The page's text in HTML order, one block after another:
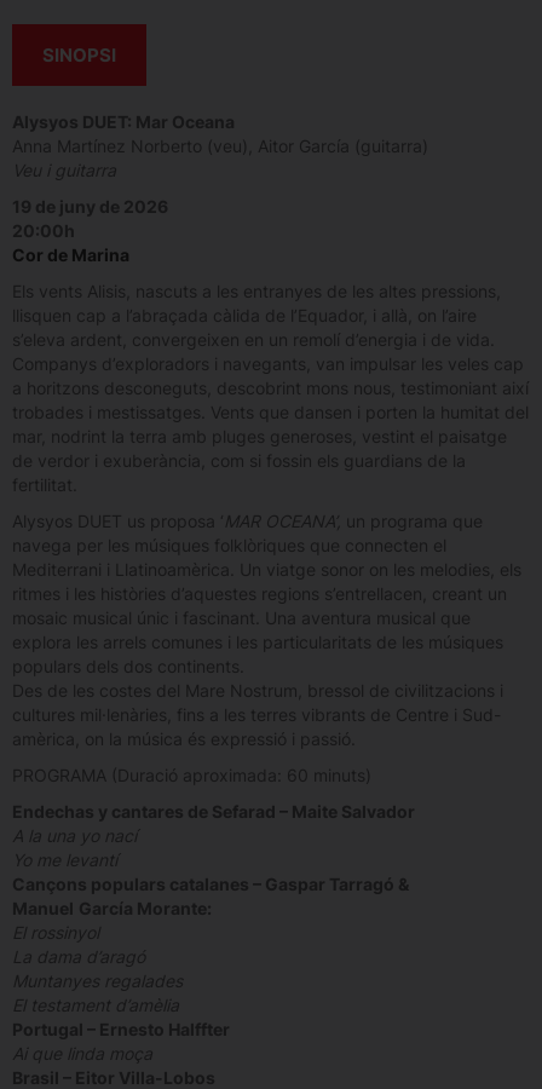
SINOPSI
Alysyos DUET: Mar Oceana
Anna Martínez Norberto (veu), Aitor García (guitarra)
Veu i guitarra
19 de juny de 2026
20:00h
Cor de Marina
Els vents Alisis, nascuts a les entranyes de les altes pressions,
llisquen cap a l’abraçada càlida de l’Equador, i allà, on l’aire
s’eleva ardent, convergeixen en un remolí d’energia i de vida.
Companys d’exploradors i navegants, van impulsar les veles cap
a horitzons desconeguts, descobrint mons nous, testimoniant així
trobades i mestissatges. Vents que dansen i porten la humitat del
mar, nodrint la terra amb pluges generoses, vestint el paisatge
de verdor i exuberància, com si fossin els guardians de la
fertilitat.
Alysyos DUET us proposa ‘
MAR OCEANA’,
un programa que
navega per les músiques folklòriques que connecten el
Mediterrani i Llatinoamèrica. Un viatge sonor on les melodies, els
ritmes i les històries d’aquestes regions s’entrellacen, creant un
mosaic musical únic i fascinant. Una aventura musical que
explora les arrels comunes i les particularitats de les músiques
populars dels dos continents.
Des de les costes del Mare Nostrum, bressol de civilitzacions i
cultures mil·lenàries, fins a les terres vibrants de Centre i Sud-
amèrica, on la música és expressió i passió.
PROGRAMA (Duració aproximada: 60 minuts)
Endechas y cantares de Sefarad – Maite Salvador
A la una yo nací
Yo me levantí
Cançons populars catalanes – Gaspar Tarragó &
Manuel García Morante:
El rossinyol
La dama d’aragó
Muntanyes regalades
El testament d’amèlia
Portugal – Ernesto Halffter
Ai que linda moça
Brasil – Eitor Villa-Lobos